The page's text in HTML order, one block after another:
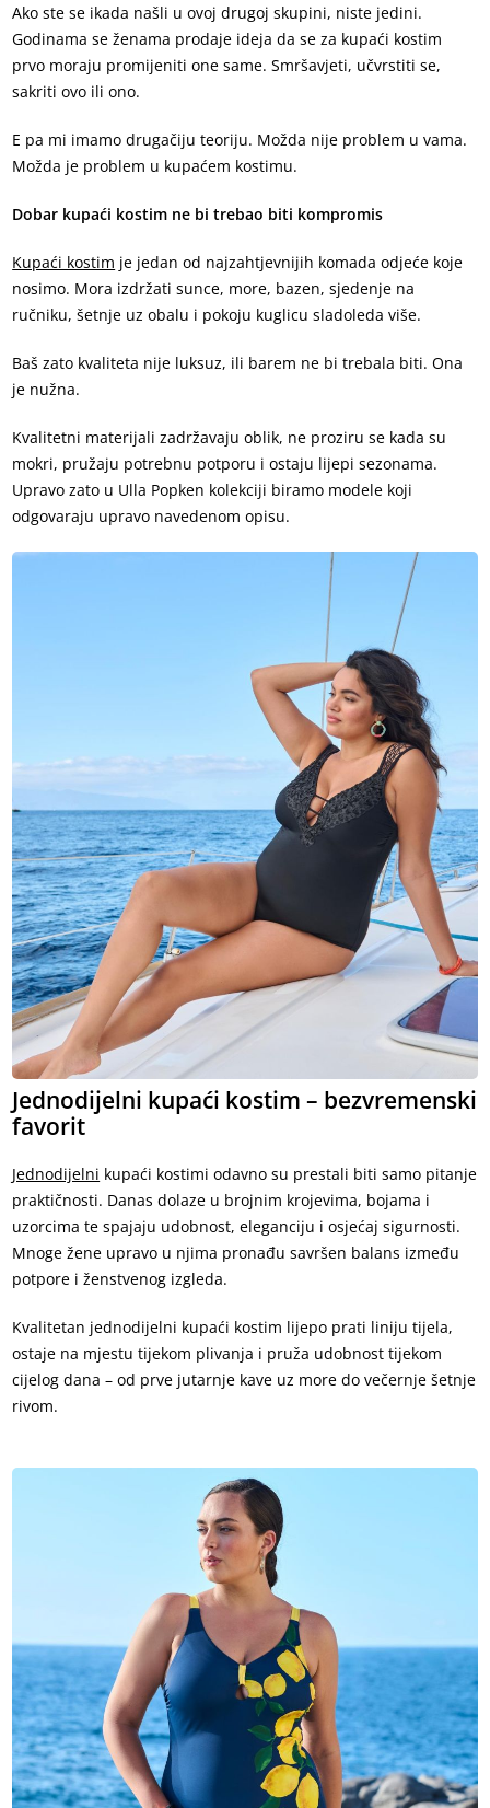
Ako ste se ikada našli u ovoj drugoj skupini, niste jedini.
Godinama se ženama prodaje ideja da se za kupaći kostim
prvo moraju promijeniti one same. Smršavjeti, učvrstiti se,
sakriti ovo ili ono.
E pa mi imamo drugačiju teoriju. Možda nije problem u vama.
Možda je problem u kupaćem kostimu.
Dobar kupaći kostim ne bi trebao biti kompromis
Kupaći kostim je jedan od najzahtjevnijih komada odjeće koje
nosimo. Mora izdržati sunce, more, bazen, sjedenje na
ručniku, šetnje uz obalu i pokoju kuglicu sladoleda više.
Baš zato kvaliteta nije luksuz, ili barem ne bi trebala biti. Ona
je nužna.
Kvalitetni materijali zadržavaju oblik, ne proziru se kada su
mokri, pružaju potrebnu potporu i ostaju lijepi sezonama.
Upravo zato u Ulla Popken kolekciji biramo modele koji
odgovaraju upravo navedenom opisu.
Jednodijelni kupaći kostim – bezvremenski
favorit
Jednodijelni kupaći kostimi odavno su prestali biti samo pitanje
praktičnosti. Danas dolaze u brojnim krojevima, bojama i
uzorcima te spajaju udobnost, eleganciju i osjećaj sigurnosti.
Mnoge žene upravo u njima pronađu savršen balans između
potpore i ženstvenog izgleda.
Kvalitetan jednodijelni kupaći kostim lijepo prati liniju tijela,
ostaje na mjestu tijekom plivanja i pruža udobnost tijekom
cijelog dana – od prve jutarnje kave uz more do večernje šetnje
rivom.